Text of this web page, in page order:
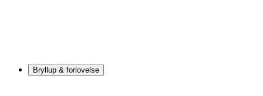
Bryllup & forlovelse